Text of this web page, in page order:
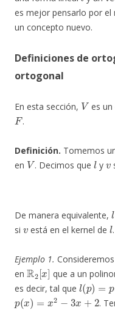
es mejor pensarlo por
un concepto nuevo.
Definiciones de
ortogonal
En esta sección,
V
es
F
.
Definición. Tomemos
en
V
. Decimos que
l
y
v
De manera equivalente,
l
si
v
está en el kernel de
l
.
Ejemplo 1.
en
R2[x]
que a un
es decir, tal que
l(p)=p(2
p( x)=x2 −3 x+2
.